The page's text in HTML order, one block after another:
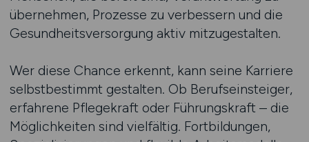
übernehmen, Prozesse zu verbessern und die
Gesundheitsversorgung aktiv mitzugestalten.
Wer diese Chance erkennt, kann seine Karriere
selbstbestimmt gestalten. Ob Berufseinsteiger,
erfahrene Pflegekraft oder Führungskraft – die
Möglichkeiten sind vielfältig. Fortbildungen,